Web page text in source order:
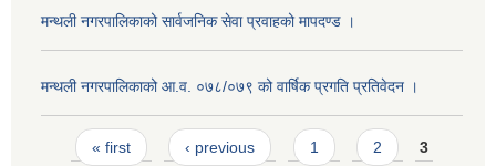
मन्थली नगरपालिकाको सार्वजनिक सेवा प्रवाहको मापदण्ड ।
मन्थली नगरपालिकाको आ.व. ०७८/०७९ को वार्षिक प्रगति प्रतिवेदन ।
Pages
« first ‹ previous 1 2 3